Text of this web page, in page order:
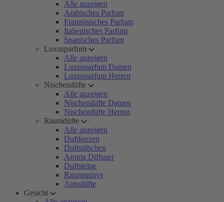
Alle anzeigen
Arabisches Parfum
Französisches Parfum
Italienisches Parfum
Spanisches Parfum
Luxusparfum
Alle anzeigen
Luxusparfum Damen
Luxusparfum Herren
Nischendüfte
Alle anzeigen
Nischendüfte Damen
Nischendüfte Herren
Raumdüfte
Alle anzeigen
Duftkerzen
Duftstäbchen
Aroma Diffuser
Duftsteine
Raumsprays
Autodüfte
Gesicht